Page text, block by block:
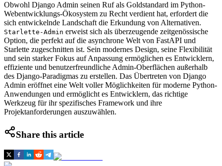
Obwohl Django Admin seinen Ruf als Goldstandard im Python-
Webentwicklungs-Ökosystem zu Recht verdient hat, erfordert die
sich entwickelnde Landschaft die Erkundung von Alternativen.
Starlette-Admin erweist sich als überzeugende zeitgenössische
Option, die perfekt auf die asynchrone Welt von FastAPI und
Starlette zugeschnitten ist. Sein modernes Design, seine Flexibilität
und sein starker Fokus auf Anpassung ermöglichen es Entwicklern,
effiziente und benutzerfreundliche Admin-Oberflächen außerhalb
des Django-Paradigmas zu erstellen. Das Übertreten von Django
Admin eröffnet eine Welt voller Möglichkeiten für moderne Python-
Anwendungen und ermöglicht es Entwicklern, das richtige
Werkzeug für ihr spezifisches Framework und ihre
Projektanforderungen auszuwählen.
Share this article